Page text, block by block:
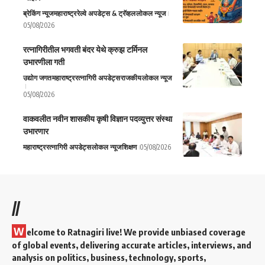
ब्रेकिंग न्यूजमहाराष्ट्ररेल्वे अपडेट्स & ट्रॅव्हललोकल न्यूज
05/08/2026
रत्नागिरीतील भगवती बंदर येथे क्रुझ टर्मिनल
उभारणीला गती
उद्योग जगतमहाराष्ट्ररत्नागिरी अपडेट्सराजकीयलोकल न्यूज
05/08/2026
वाकवलीत नवीन शासकीय कृषी विज्ञान पदव्युत्तर संस्था
उभारणार
महाराष्ट्ररत्नागिरी अपडेट्सलोकल न्यूजशिक्षण 05/08/2026
//
W elcome to Ratnagiri live! We provide unbiased coverage
of global events, delivering accurate articles, interviews, and
analysis on politics, business, technology, sports,